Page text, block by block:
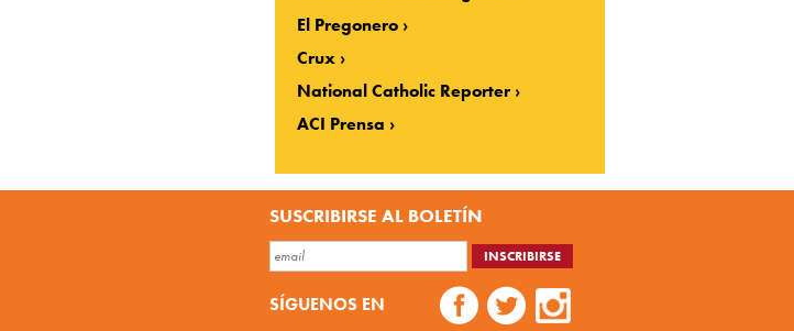
El Pregonero
Crux
National Catholic Reporter
ACI Prensa
SUSCRIBIRSE AL BOLETÍN
SÍGUENOS EN